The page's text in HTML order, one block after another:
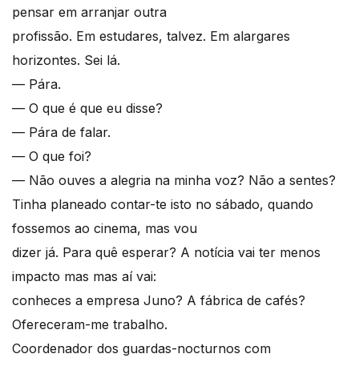
pensar em arranjar outra
profissão. Em estudares, talvez. Em alargares
horizontes. Sei lá.
— Pára.
— O que é que eu disse?
— Pára de falar.
— O que foi?
— Não ouves a alegria na minha voz? Não a sentes?
Tinha planeado contar-te isto no sábado, quando
fossemos ao cinema, mas vou
dizer já. Para quê esperar? A notícia vai ter menos
impacto mas mas aí vai:
conheces a empresa Juno? A fábrica de cafés?
Ofereceram-me trabalho.
Coordenador dos guardas-nocturnos com